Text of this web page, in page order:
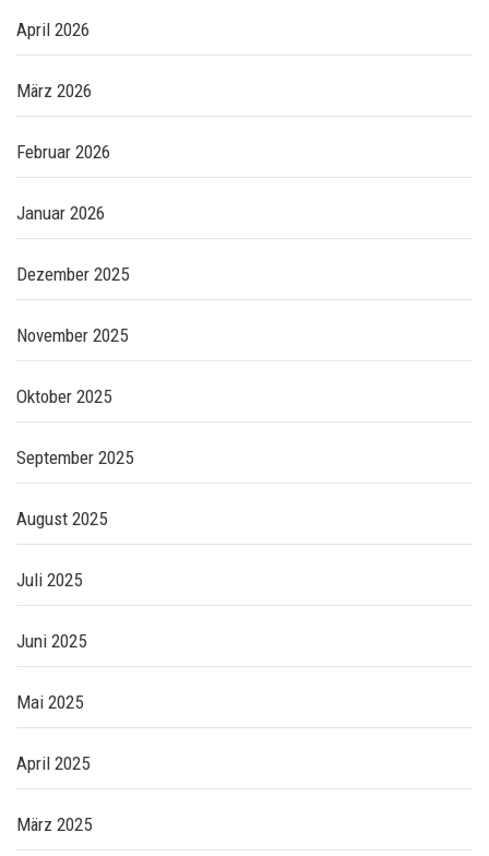
April 2026
März 2026
Februar 2026
Januar 2026
Dezember 2025
November 2025
Oktober 2025
September 2025
August 2025
Juli 2025
Juni 2025
Mai 2025
April 2025
März 2025